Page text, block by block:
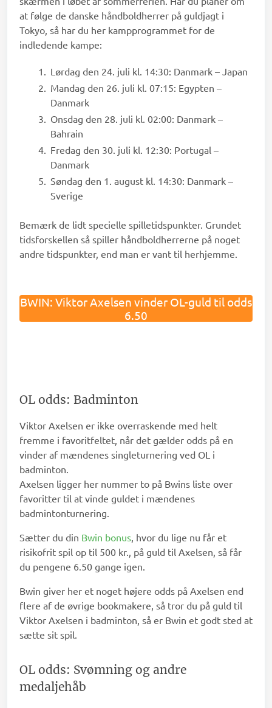
at følge de danske håndboldherrer på guldjagt i
Tokyo, så har du her kampprogrammet for de
indledende kampe:
Lørdag den 24. juli kl. 14:30: Danmark – Japan
Mandag den 26. juli kl. 07:15: Egypten –
Danmark
Onsdag den 28. juli kl. 02:00: Danmark –
Bahrain
Fredag den 30. juli kl. 12:30: Portugal –
Danmark
Søndag den 1. august kl. 14:30: Danmark –
Sverige
Bemærk de lidt specielle spilletidspunkter. Grundet
tidsforskellen så spiller håndboldherrerne på noget
andre tidspunkter, end man er vant til herhjemme.
BWIN: Viktor Axelsen vinder OL-guld til odds
6.50
OL odds: Badminton
Viktor Axelsen er ikke overraskende med helt
fremme i favoritfeltet, når det gælder odds på en
vinder af mændenes singleturnering ved OL i
badminton.
Axelsen ligger her nummer to på Bwins liste over
favoritter til at vinde guldet i mændenes
badmintonturnering.
Sætter du din Bwin bonus, hvor du lige nu får et
risikofrit spil op til 500 kr., på guld til Axelsen, så får
du pengene 6.50 gange igen.
Bwin giver her et noget højere odds på Axelsen end
flere af de øvrige bookmakere, så tror du på guld til
Viktor Axelsen i badminton, så er Bwin et godt sted at
sætte sit spil.
OL odds: Svømning og andre
medaljehåb